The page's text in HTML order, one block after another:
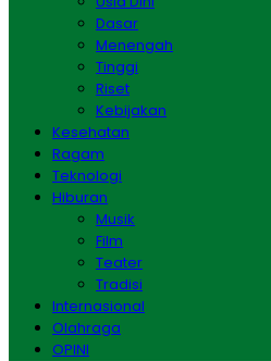
Dasar
Menengah
Tinggi
Riset
Kebijakan
Kesehatan
Ragam
Teknologi
Hiburan
Musik
Film
Teater
Tradisi
Internasional
Olahraga
OPINI